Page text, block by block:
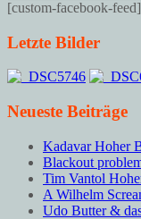
nach:
[custom-facebook-feed]
Letzte Bilder
Neueste Beiträge
Kadavar Hoher
Blackout
Tim Vantol
A Wilhelm
Udo Butter &